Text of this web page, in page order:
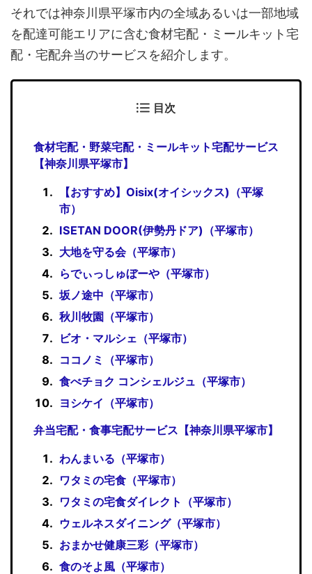
それでは神奈川県平塚市内の全域あるいは一部地域
を配達可能エリアに含む食材宅配・ミールキット宅
配・宅配弁当のサービスを紹介します。
目次
食材宅配・野菜宅配・ミールキット宅配サービス
【神奈川県平塚市】
【おすすめ】Oisix(オイシックス)（平塚
市）
ISETAN DOOR(伊勢丹ドア)（平塚市）
大地を守る会（平塚市）
らでぃっしゅぼーや（平塚市）
坂ノ途中（平塚市）
秋川牧園（平塚市）
ビオ・マルシェ（平塚市）
ココノミ（平塚市）
食べチョク コンシェルジュ（平塚市）
ヨシケイ（平塚市）
弁当宅配・食事宅配サービス【神奈川県平塚市】
わんまいる（平塚市）
ワタミの宅食（平塚市）
ワタミの宅食ダイレクト（平塚市）
ウェルネスダイニング（平塚市）
おまかせ健康三彩（平塚市）
食のそよ風（平塚市）